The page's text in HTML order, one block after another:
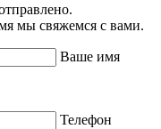
мы свяжемся с вами.
Ваше имя
Телефон